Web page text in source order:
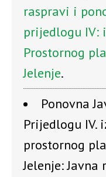
raspravi i
prijedlogu IV:
Prostornog
Jelenje.
Ponovna
Prijedlogu IV.
prostornog
Jelenje: Javna